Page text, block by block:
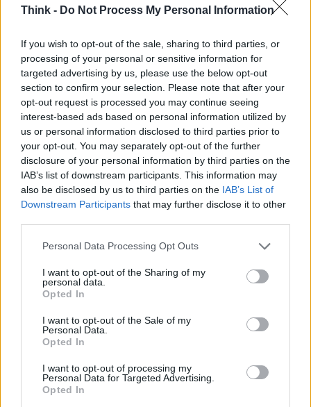
Think - Do Not Process My Personal Information
If you wish to opt-out of the sale, sharing to third parties, or
processing of your personal or sensitive information for
targeted advertising by us, please use the below opt-out
section to confirm your selection. Please note that after your
opt-out request is processed you may continue seeing
interest-based ads based on personal information utilized by
us or personal information disclosed to third parties prior to
your opt-out. You may separately opt-out of the further
disclosure of your personal information by third parties on the
IAB’s list of downstream participants. This information may
also be disclosed by us to third parties on the IAB’s List of
Downstream Participants that may further disclose it to other
Please note that this website/app uses one or more Google
not limited to your visit or usage behaviour. You may click to
grant or deny consent to Google and its third-party tags to
use your data for below specified purposes in below Google
consent section.
Personal Data Processing Opt Outs
I want to opt-out of the Sharing of my
personal data.
Opted In
I want to opt-out of the Sale of my
Personal Data.
Opted In
I want to opt-out of processing my
Personal Data for Targeted Advertising.
Opted In